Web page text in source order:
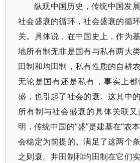
纵观中国历史，传统中国发
社会盛衰的循环，社会盛衰的循
关。具体说，在中国史上，作为
地所有制无非是国有与私有两大
田制和均田制，私有性质的自耕
无论是国有还是私有，事实上
盛，也引起了社会的衰。这其中
所有制与社会盛衰的具体关联
明，传统中国的“盛”是建基在“农
会稳定为前提的。满足了这两个
之则衰。井田制和均田制在它们